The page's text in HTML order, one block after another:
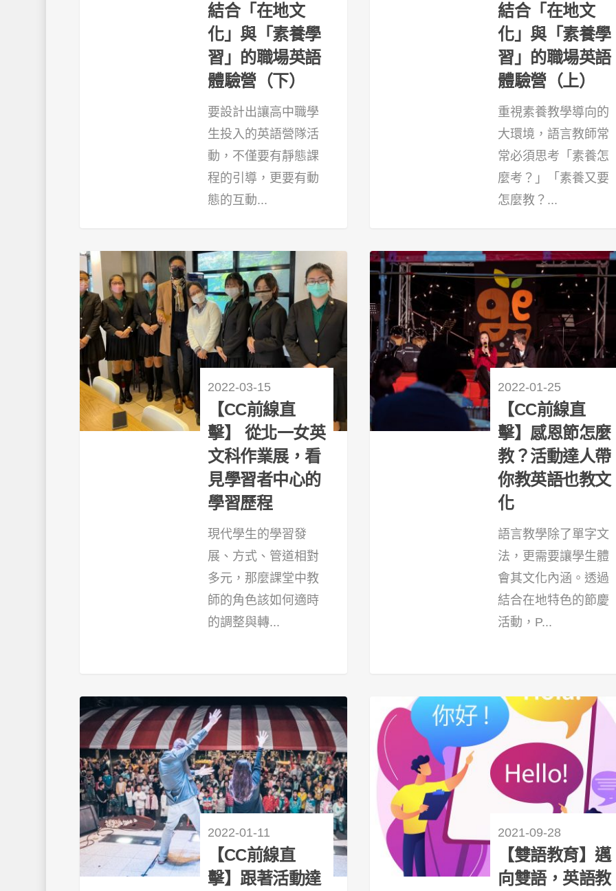
結合「在地文
化」與「素養學
習」的職場英語
體驗營（下）
要設計出讓高中職學
生投入的英語營隊活
動，不僅要有靜態課
程的引導，更要有動
態的互動...
結合「在地文
化」與「素養學
習」的職場英語
體驗營（上）
重視素養教學導向的
大環境，語言教師常
常必須思考「素養怎
麼考？」「素養又要
怎麼教？...
2022-03-15
【CC前線直
擊】 從北一女英
文科作業展，看
見學習者中心的
學習歷程
現代學生的學習發
展、方式、管道相對
多元，那麼課堂中教
師的角色該如何適時
的調整與轉...
2022-01-25
【CC前線直
擊】感恩節怎麼
教？活動達人帶
你教英語也教文
化
語言教學除了單字文
法，更需要讓學生體
會其文化內涵。透過
結合在地特色的節慶
活動，P...
2022-01-11
【CC前線直
擊】跟著活動達
2021-09-28
【雙語教育】邁
向雙語，英語教